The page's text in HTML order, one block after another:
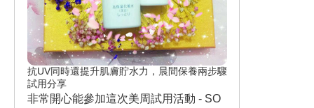
抗UV同時還提升肌膚貯水力，晨間保養兩步驟
試用分享
非常開心能參加這次美周試用活動 - SO